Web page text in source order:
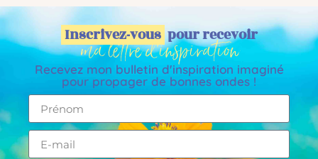
Inscrivez-vouspour recevoir
ma lettre d'inspiration
Recevez mon bulletin d'inspiration imaginé
pour propager de bonnes ondes !